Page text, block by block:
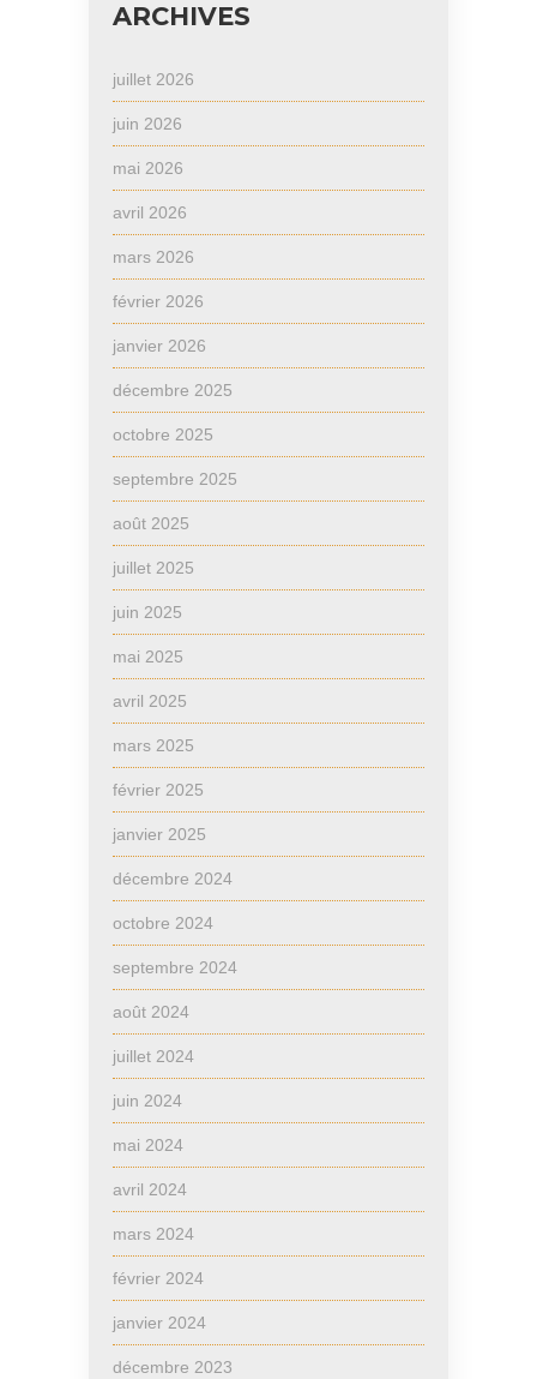
ARCHIVES
juillet 2026
juin 2026
mai 2026
avril 2026
mars 2026
février 2026
janvier 2026
décembre 2025
octobre 2025
septembre 2025
août 2025
juillet 2025
juin 2025
mai 2025
avril 2025
mars 2025
février 2025
janvier 2025
décembre 2024
octobre 2024
septembre 2024
août 2024
juillet 2024
juin 2024
mai 2024
avril 2024
mars 2024
février 2024
janvier 2024
décembre 2023